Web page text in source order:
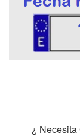
¿ Necesita